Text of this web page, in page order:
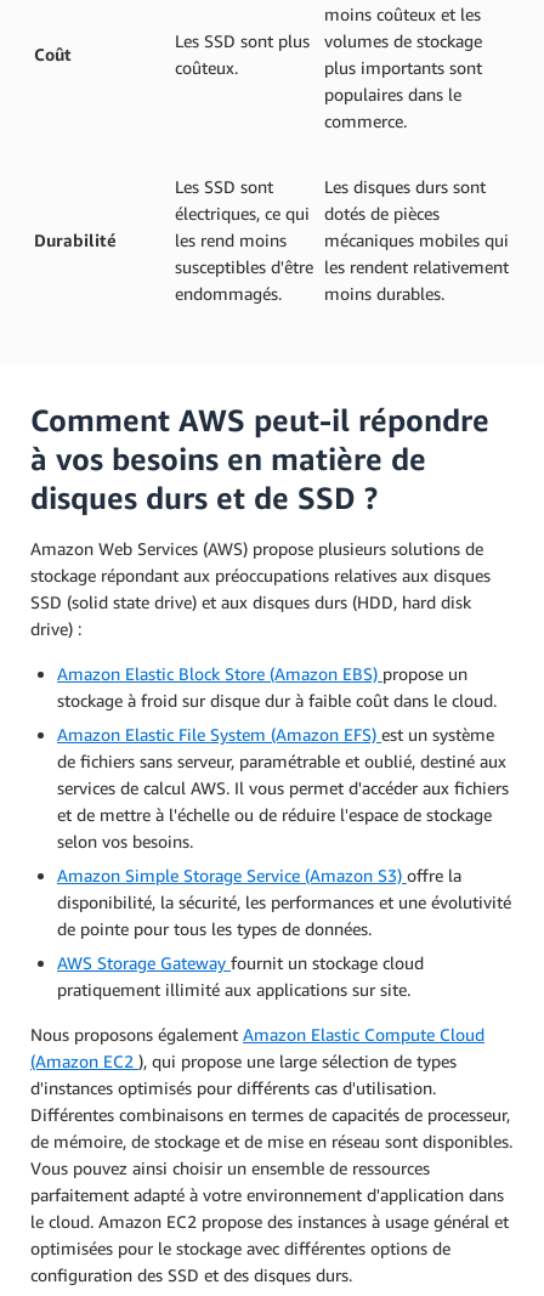
Coût
Les SSD sont plus
coûteux.
moins coûteux et les
volumes de stockage
plus importants sont
populaires dans le
commerce.
Durabilité
Les SSD sont
électriques, ce qui
les rend moins
susceptibles d'être
endommagés.
Les disques durs sont
dotés de pièces
mécaniques mobiles qui
les rendent relativement
moins durables.
Comment AWS peut-il répondre
à vos besoins en matière de
disques durs et de SSD ?
Amazon Web Services (AWS) propose plusieurs solutions de
stockage répondant aux préoccupations relatives aux disques
SSD (solid state drive) et aux disques durs (HDD, hard disk
drive) :
Amazon Elastic Block Store (Amazon EBS) propose un
stockage à froid sur disque dur à faible coût dans le cloud.
Amazon Elastic File System (Amazon EFS) est un système
de fichiers sans serveur, paramétrable et oublié, destiné aux
services de calcul AWS. Il vous permet d'accéder aux fichiers
et de mettre à l'échelle ou de réduire l'espace de stockage
selon vos besoins.
Amazon Simple Storage Service (Amazon S3) offre la
disponibilité, la sécurité, les performances et une évolutivité
de pointe pour tous les types de données.
AWS Storage Gateway fournit un stockage cloud
pratiquement illimité aux applications sur site.
Nous proposons également Amazon Elastic Compute Cloud
(Amazon EC2 ), qui propose une large sélection de types
d'instances optimisés pour différents cas d'utilisation.
Différentes combinaisons en termes de capacités de processeur,
de mémoire, de stockage et de mise en réseau sont disponibles.
Vous pouvez ainsi choisir un ensemble de ressources
parfaitement adapté à votre environnement d'application dans
le cloud. Amazon EC2 propose des instances à usage général et
optimisées pour le stockage avec différentes options de
configuration des SSD et des disques durs.